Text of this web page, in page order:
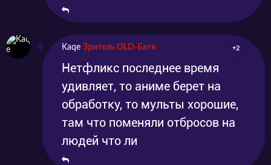
Kaqe Зритель OLD-Батя +2
Нетфликс последнее время
удивляет, то аниме берет на
обработку, то мульты хорошие,
там что поменяли отбросов на
людей что ли